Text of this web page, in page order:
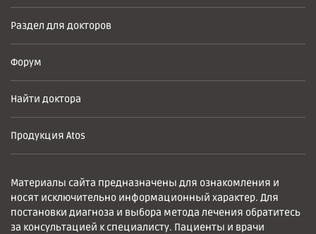
Раздел для докторов
Форум
Найти доктора
Продукция Atos
Материалы сайта предназначены для ознакомления и
носят исключительно информационный характер. Для
постановки диагноза и выбора метода лечения обратитесь
за консультацией к специалисту. Пациенты и врачи